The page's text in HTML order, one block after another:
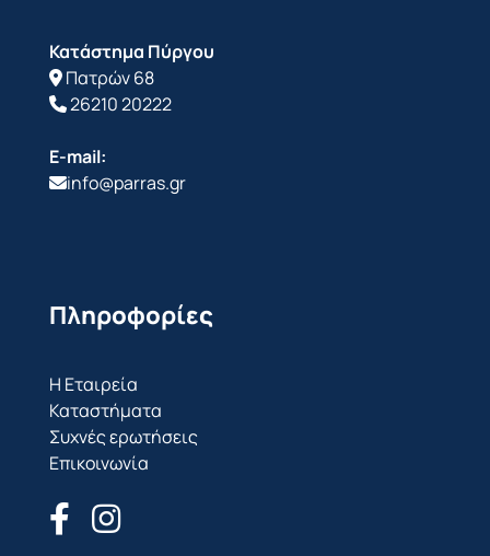
Κατάστημα Πύργου
Πατρών 68
26210 20222
E-mail:
info@parras.gr
Πληροφορίες
Η Εταιρεία
Καταστήματα
Συχνές ερωτήσεις
Επικοινωνία